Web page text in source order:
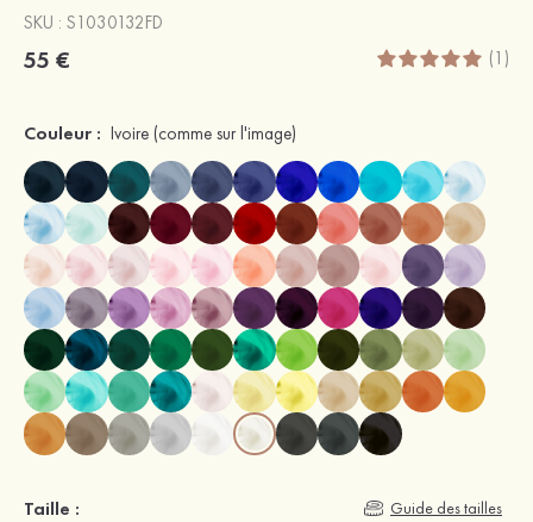
SKU : S1030132FD
55 € (1)
Couleur : Ivoire (comme sur l'image)
Taille : Guide des tailles